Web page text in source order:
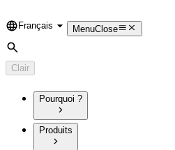
Language
Français MenuClose
Rechercher
Clair
Pourquoi ?
Produits